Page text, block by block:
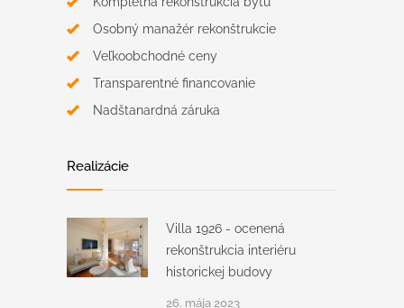
Osobný manažér rekonštrukcie
Veľkoobchodné ceny
Transparentné financovanie
Nadštanardná záruka
Realizácie
Villa 1926 - ocenená
rekonštrukcia interiéru
historickej budovy
26. mája 2023